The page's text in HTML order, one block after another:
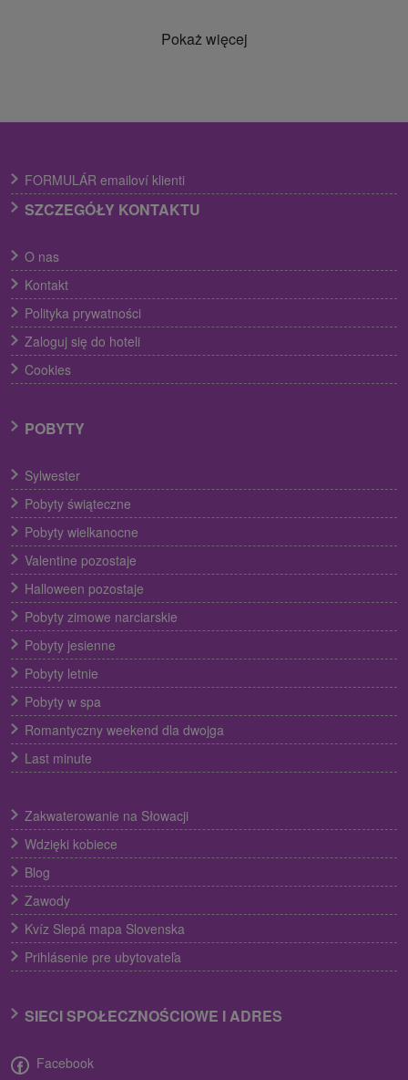
Pokaż więcej
FORMULÁR emailoví klienti
SZCZEGÓŁY KONTAKTU
O nas
Kontakt
Polityka prywatności
Zaloguj się do hoteli
Cookies
POBYTY
Sylwester
Pobyty świąteczne
Pobyty wielkanocne
Valentine pozostaje
Halloween pozostaje
Pobyty zimowe narciarskie
Pobyty jesienne
Pobyty letnie
Pobyty w spa
Romantyczny weekend dla dwojga
Last minute
Zakwaterowanie na Słowacji
Wdzięki kobiece
Blog
Zawody
Kvíz Slepá mapa Slovenska
Prihlásenie pre ubytovateľa
SIECI SPOŁECZNOŚCIOWE I ADRES
Facebook